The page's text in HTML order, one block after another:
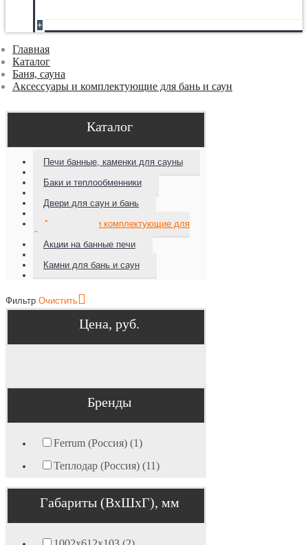
+
Главная
Каталог
Баня, сауна
Аксессуары и комплектующие для бань и саун
Каталог
Печи банные, каменки для сауны
Баки и теплообменники
Двери для саун и бань
Аксессуары и комплектующие для
бань и саун
Акции на банные печи
Камни для бань и саун
Фильтр Очистить
Цена, руб.
Бренды
Ferrum (Россия) (1)
Теплодар (Россия) (11)
Габариты (ВхШхГ), мм